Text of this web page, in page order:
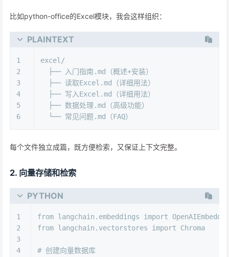
比如python-office的Excel模块，我会这样组织：
PLAINTEXT
1
2
3
4
5
6
excel/
  ├── 入门指南.md（概述+安装）
  ├── 读取Excel.md（详细用法）
  ├── 写入Excel.md（详细用法）
  ├── 数据处理.md（高级功能）
  └── 常见问题.md（FAQ）
每个文件独立成篇，既方便检索，又保证上下文完整。
2. 向量存储和检索
PYTHON
1
2
3
4
from langchain.embeddings import
from langchain.vectorstores import Chroma
# 创建向量数据库